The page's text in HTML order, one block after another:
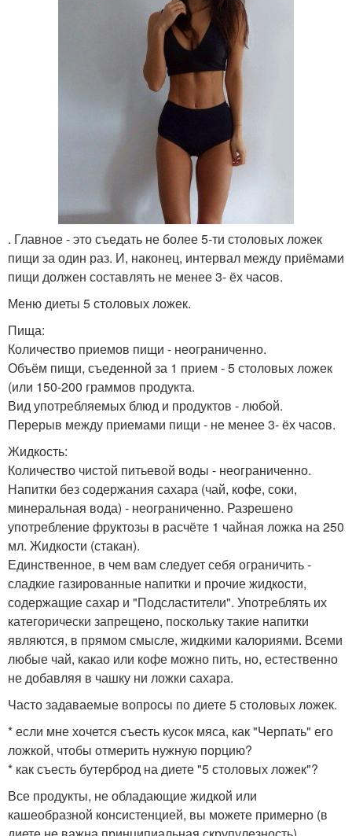
. Главное - это съедать не более 5-ти столовых ложек
пищи за один раз. И, наконец, интервал между приёмами
пищи должен составлять не менее 3- ёх часов.
Меню диеты 5 столовых ложек.
Пища:
Количество приемов пищи - неограниченно.
Объём пищи, съеденной за 1 прием - 5 столовых ложек
(или 150-200 граммов продукта.
Вид употребляемых блюд и продуктов - любой.
Перерыв между приемами пищи - не менее 3- ёх часов.
Жидкость:
Количество чистой питьевой воды - неограниченно.
Напитки без содержания сахара (чай, кофе, соки,
минеральная вода) - неограниченно. Разрешено
употребление фруктозы в расчёте 1 чайная ложка на 250
мл. Жидкости (стакан).
Единственное, в чем вам следует себя ограничить -
сладкие газированные напитки и прочие жидкости,
содержащие сахар и "Подсластители". Употреблять их
категорически запрещено, поскольку такие напитки
являются, в прямом смысле, жидкими калориями. Всеми
любые чай, какао или кофе можно пить, но, естественно
не добавляя в чашку ни ложки сахара.
Часто задаваемые вопросы по диете 5 столовых ложек.
* если мне хочется съесть кусок мяса, как "Черпать" его
ложкой, чтобы отмерить нужную порцию?
* как съесть бутерброд на диете "5 столовых ложек"?
Все продукты, не обладающие жидкой или
кашеобразной консистенцией, вы можете примерно (в